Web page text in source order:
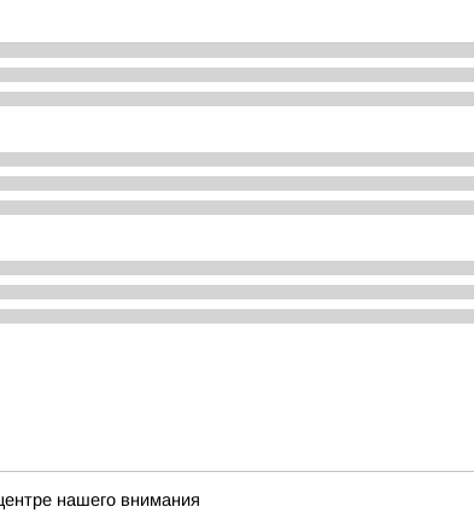
нашего внимания